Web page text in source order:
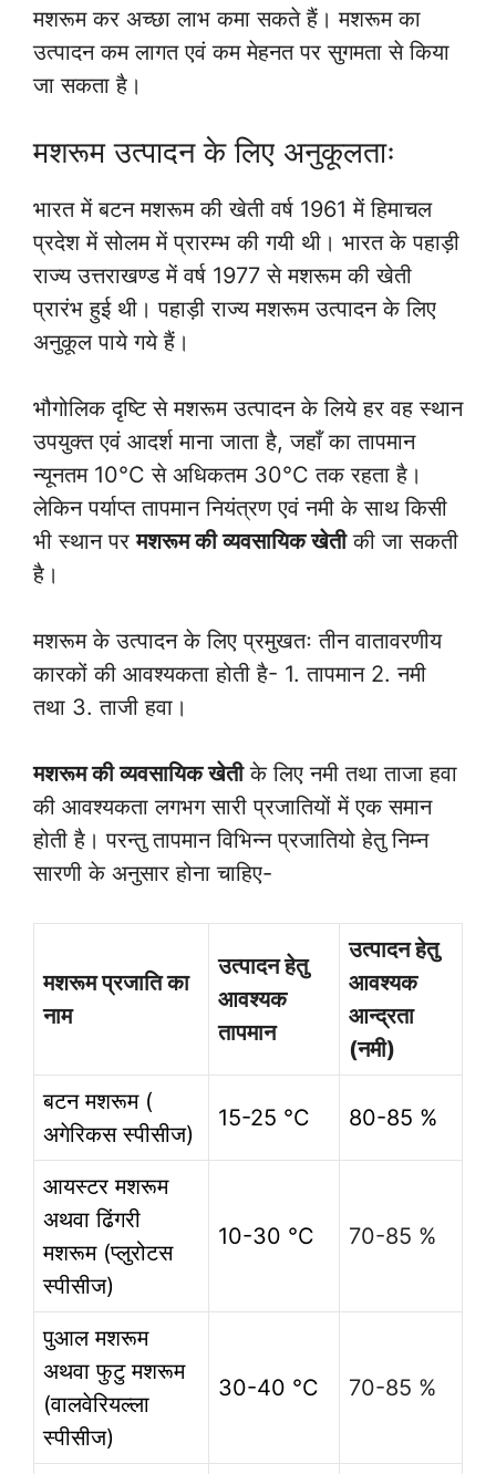
मशरूम कर अच्छा लाभ कमा सकते हैं। मशरूम का
उत्पादन कम लागत एवं कम मेहनत पर सुगमता से किया
जा सकता है।
मशरूम उत्पादन के लिए अनुकूलताः
भारत में बटन मशरूम की खेती वर्ष 1961 में हिमाचल
प्रदेश में सोलम में प्रारम्भ की गयी थी। भारत के पहाड़ी
राज्य उत्तराखण्ड में वर्ष 1977 से मशरूम की खेती
प्रारंभ हुई थी। पहाड़ी राज्य मशरूम उत्पादन के लिए
अनुकूल पाये गये हैं।
भौगोलिक दृष्टि से मशरूम उत्पादन के लिये हर वह स्थान
उपयुक्त एवं आदर्श माना जाता है, जहाँ का तापमान
न्यूनतम 10°C से अधिकतम 30°C तक रहता है।
लेकिन पर्याप्त तापमान नियंत्रण एवं नमी के साथ किसी
भी स्थान परमशरूम की व्यवसायिक खेतीकी जा सकती
है।
मशरूम के उत्पादन के लिए प्रमुखतः तीन वातावरणीय
कारकों की आवश्यकता होती है- 1. तापमान 2. नमी
तथा 3. ताजी हवा।
मशरूम की व्यवसायिक खेतीके लिए नमी तथा ताजा हवा
की आवश्यकता लगभग सारी प्रजातियों में एक समान
होती है। परन्तु तापमान विभिन्न प्रजातियो हेतु निम्न
सारणी के अनुसार होना चाहिए-
मशरूम प्रजाति का
नाम
उत्पादन हेतु
आवश्यक
तापमान
उत्पादन हेतु
आवश्यक
आन्द्रता
(नमी)
बटन मशरूम (
अगेरिकस स्पीसीज)
15-25 °C 80-85 %
आयस्टर मशरूम
अथवा ढिंगरी
मशरूम (प्लुरोटस
स्पीसीज)
10-30 °C 70-85 %
पुआल मशरूम
अथवा फुटु मशरूम
(वालवेरियल्ला
स्पीसीज)
30-40 °C 70-85 %